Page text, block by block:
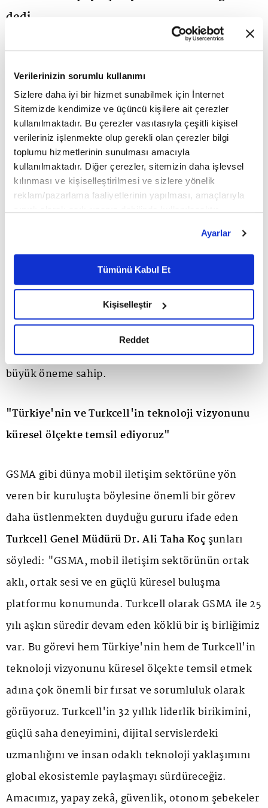
Verilerinizin sorumlu kullanımı
Sizlere daha iyi bir hizmet sunabilmek için İnternet
Sitemizde kendimize ve üçüncü kişilere ait çerezler
kullanılmaktadır. Bu çerezler vasıtasıyla çeşitli kişisel
verileriniz işlenmekte olup gerekli olan çerezler bilgi
toplumu hizmetlerinin sunulması amacıyla
kullanılmaktadır. Diğer çerezler, sitemizin daha işlevsel
kılınması ve kişiselleştirilmesi ve sizlere yönelik
reklam/pazarlama faaliyetlerinin yapılması, amaçlarıyla
belirleyebilirsiniz. Çerezlere ilişkin detaylı bilgi için
Ayarlar butonuna tıklayabilir,Çerez Bilgilendirme
Metnimizi ziyaret edebilirsiniz.
6698 sayılı Kişisel Verilerin Korunması Kanunu uyarınca
okumak ve sitemizi ziyaretiniz kapsamında
gerçekleştirilen veri işleme faaliyetleri ile ilgili daha
detaylı bilgi almak için lütfentıklayınız.
Ayarlar
Tümünü Kabul Et
Kişiselleştir
Reddet
dedi.
Turkcell Genel Müdürü Dr. Ali Taha Koç, Dünya
GSM Birliği GSMA'nın Teknoloji Grubu Başkanı
oldu. Ürün ve teknoloji mimarisi, şebeke evrimi, iş
birliklerinin genişletilmesi, global standartlar ve
çalışma gruplarının koordinasyonu gibi başlıklarda
çalışmalar yürüterek Yönetim Kurulu'na destek
veren GSMA Teknoloji Grubu, birlik bünyesinde
önemli bir görev üstleniyor.
üyeliğiyle güçlenen küresel temsilini daha da
stratejik bir seviyeye taşıyor. Bu yeni görev,
Türkiye'nin ve Turkcell'in mobil iletişim, dijital
altyapı, yapay zekâ, siber güvenlik gibi alanlarda
sektöre daha etkin katkı sunması açısından da
büyük öneme sahip.
"Türkiye'nin ve Turkcell'in teknoloji vizyonunu
küresel ölçekte temsil ediyoruz"
GSMA gibi dünya mobil iletişim sektörüne yön
veren bir kuruluşta böylesine önemli bir görev
daha üstlenmekten duyduğu gururu ifade eden
Turkcell Genel Müdürü Dr. Ali Taha Koç şunları
söyledi: "GSMA, mobil iletişim sektörünün ortak
aklı, ortak sesi ve en güçlü küresel buluşma
platformu konumunda. Turkcell olarak GSMA ile 25
yılı aşkın süredir devam eden köklü bir iş birliğimiz
var. Bu görevi hem Türkiye'nin hem de Turkcell'in
teknoloji vizyonunu küresel ölçekte temsil etmek
adına çok önemli bir fırsat ve sorumluluk olarak
görüyoruz. Turkcell'in 32 yıllık liderlik birikimini,
güçlü saha deneyimini, dijital servislerdeki
uzmanlığını ve insan odaklı teknoloji yaklaşımını
global ekosistemle paylaşmayı sürdüreceğiz.
Amacımız, yapay zekâ, güvenlik, otonom şebekeler